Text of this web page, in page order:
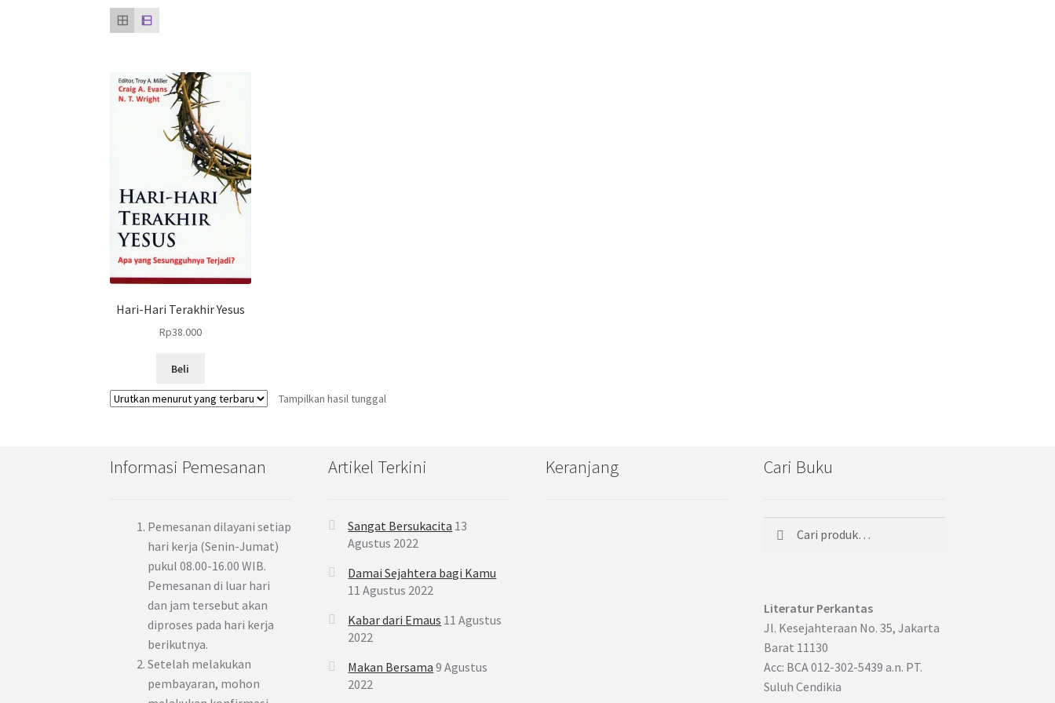
Hari-Hari Terakhir Yesus
Rp38.000
Beli
Tampilkan hasil tunggal
Informasi Pemesanan
Pemesanan dilayani setiap
hari kerja (Senin-Jumat)
pukul 08.00-16.00 WIB.
Pemesanan di luar hari
dan jam tersebut akan
diproses pada hari kerja
berikutnya.
Setelah melakukan
pembayaran, mohon
Artikel Terkini
Sangat Bersukacita 13
Agustus 2022
Damai Sejahtera bagi Kamu
11 Agustus 2022
Kabar dari Emaus 11 Agustus
2022
Makan Bersama 9 Agustus
2022
Keranjang Cari Buku
Pencarian
Literatur Perkantas
Jl. Kesejahteraan No. 35, Jakarta
Barat 11130
Acc: BCA 012-302-5439 a.n. PT.
Suluh Cendikia